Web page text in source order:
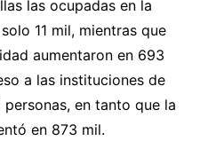
las ocupadas en la
11 mil, mientras que
aumentaron en 693
a las instituciones de
en tanto que la
en 873 mil.